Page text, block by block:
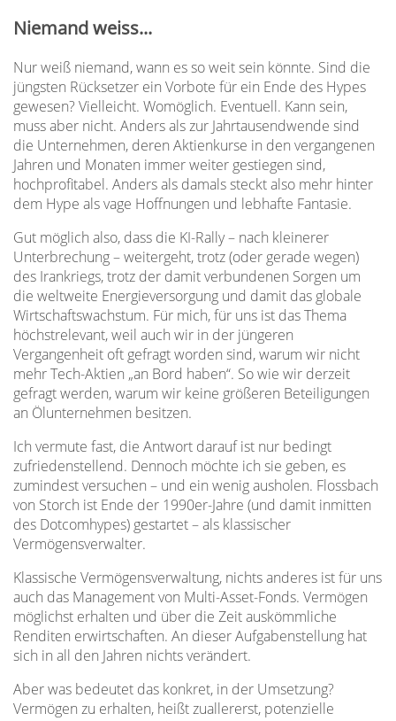
Niemand weiss...
Nur weiß niemand, wann es so weit sein könnte. Sind die
jüngsten Rücksetzer ein Vorbote für ein Ende des Hypes
gewesen? Vielleicht. Womöglich. Eventuell. Kann sein,
muss aber nicht. Anders als zur Jahrtausendwende sind
die Unternehmen, deren Aktienkurse in den vergangenen
Jahren und Monaten immer weiter gestiegen sind,
hochprofitabel. Anders als damals steckt also mehr hinter
dem Hype als vage Hoffnungen und lebhafte Fantasie.
Gut möglich also, dass die KI-Rally – nach kleinerer
Unterbrechung – weitergeht, trotz (oder gerade wegen)
des Irankriegs, trotz der damit verbundenen Sorgen um
die weltweite Energieversorgung und damit das globale
Wirtschaftswachstum. Für mich, für uns ist das Thema
höchstrelevant, weil auch wir in der jüngeren
Vergangenheit oft gefragt worden sind, warum wir nicht
mehr Tech-Aktien „an Bord haben“. So wie wir derzeit
gefragt werden, warum wir keine größeren Beteiligungen
an Ölunternehmen besitzen.
Ich vermute fast, die Antwort darauf ist nur bedingt
zufriedenstellend. Dennoch möchte ich sie geben, es
zumindest versuchen – und ein wenig ausholen. Flossbach
von Storch ist Ende der 1990er-Jahre (und damit inmitten
des Dotcomhypes) gestartet – als klassischer
Vermögensverwalter.
Klassische Vermögensverwaltung, nichts anderes ist für uns
auch das Management von Multi-Asset-Fonds. Vermögen
möglichst erhalten und über die Zeit auskömmliche
Renditen erwirtschaften. An dieser Aufgabenstellung hat
sich in all den Jahren nichts verändert.
Aber was bedeutet das konkret, in der Umsetzung?
Vermögen zu erhalten, heißt zuallererst, potenzielle